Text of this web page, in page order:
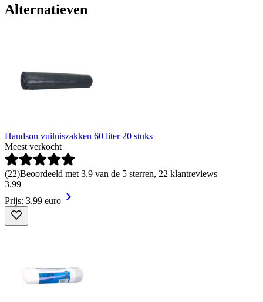
Alternatieven
Handson vuilniszakken 60 liter 20 stuks
Meest verkocht
(22)Beoordeeld met 3.9 van de 5 sterren, 22 klantreviews
3.99
Prijs: 3.99 euro